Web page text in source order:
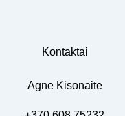
Kontaktai
Agne Kisonaite